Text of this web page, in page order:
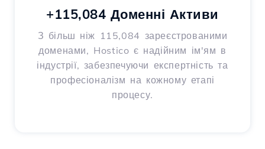
+115,084 Доменні Активи
З більш ніж 115,084 зареєстрованими
доменами, Hostico є надійним ім'ям в
індустрії, забезпечуючи експертність та
професіоналізм на кожному етапі
процесу.